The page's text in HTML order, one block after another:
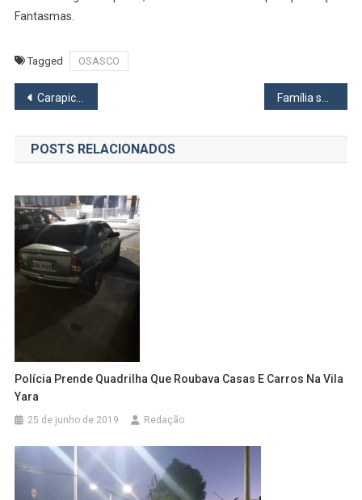
Fantasmas.
Tagged OSASCO
Navegação
de
Post
Carapicuíba realiza chamamento para munícipes aptos ao Programa Vale Gás
POSTS RELACIONADOS
Polícia Prende Quadrilha Que Roubava Casas E Carros Na Vila
Yara
25 de junho de 2019 Redação